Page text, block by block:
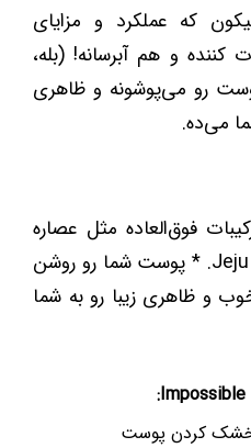
که عملکرد و مزایای
کننده و هم آبرسانه! (بله،
رو می‌پوشونه و ظاهری
می‌ده.
فوق‌العاده مثل عصاره
انگور فرنگی و شکوفه جزیره Jeju. * پوست شما رو روشن
و ظاهری زیبا رو به شما
خشک کردن پوست